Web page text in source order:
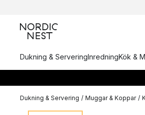
Dukning & ServeringInredningKök &
Dukning & Servering / Muggar & Koppar /